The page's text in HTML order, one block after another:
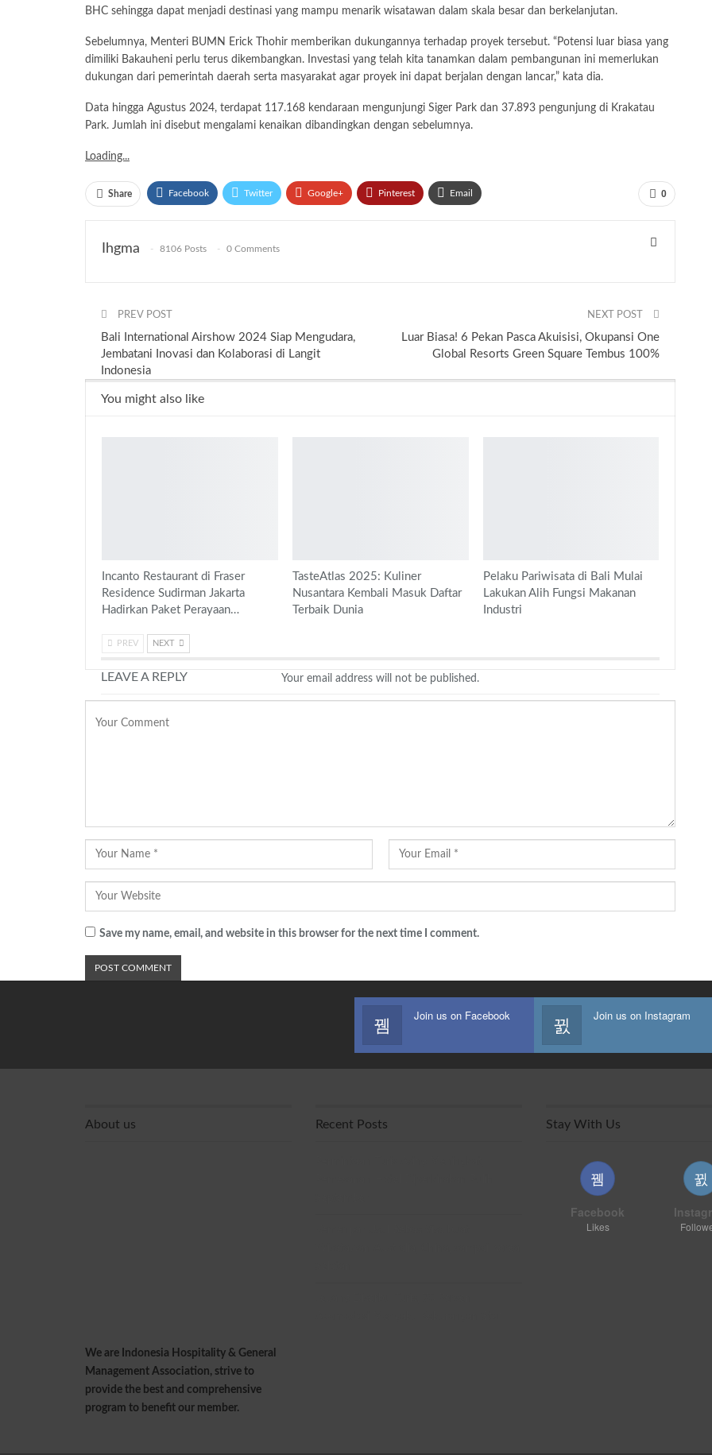
BHC sehingga dapat menjadi destinasi yang mampu menarik wisatawan dalam skala besar dan berkelanjutan.
Sebelumnya, Menteri BUMN Erick Thohir memberikan dukungannya terhadap proyek tersebut. “Potensi luar biasa yang
dimiliki Bakauheni perlu terus dikembangkan. Investasi yang telah kita tanamkan dalam pembangunan ini memerlukan
dukungan dari pemerintah daerah serta masyarakat agar proyek ini dapat berjalan dengan lancar,” kata dia.
Data hingga Agustus 2024, terdapat 117.168 kendaraan mengunjungi Siger Park dan 37.893 pengunjung di Krakatau
Park. Jumlah ini disebut mengalami kenaikan dibandingkan dengan sebelumnya.
Loading...
0
Share Facebook Twitter Google+ Pinterest Email
Ihgma 8106 Posts 0 Comments
PREV POST
Bali International Airshow 2024 Siap Mengudara,
Jembatani Inovasi dan Kolaborasi di Langit
Indonesia
NEXT POST
Luar Biasa! 6 Pekan Pasca Akuisisi, Okupansi One
Global Resorts Green Square Tembus 100%
You might also like
Incanto Restaurant di Fraser
Residence Sudirman Jakarta
Hadirkan Paket Perayaan…
TasteAtlas 2025: Kuliner
Nusantara Kembali Masuk Daftar
Terbaik Dunia
Pelaku Pariwisata di Bali Mulai
Lakukan Alih Fungsi Makanan
Industri
PREV NEXT
LEAVE A REPLY Your email address will not be published.
Save my name, email, and website in this browser for the next time I comment.
Join us on Facebook Join us on Instagram
About us
We are Indonesia Hospitality & General
Management Association, strive to
provide the best and comprehensive
program to benefit our member.
Recent Posts Stay With Us
Facebook
Likes